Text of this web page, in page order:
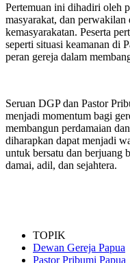
Pertemuan ini dihadiri oleh
masyarakat, dan perwakilan
kemasyarakatan. Peserta
seperti situasi keamanan di
peran gereja dalam
Seruan DGP dan Pastor
menjadi momentum bagi
membangun perdamaian
diharapkan dapat menjadi
untuk bersatu dan berjuang
damai, adil, dan sejahtera.
TOPIK
Dewan Gereja Papua
Pastor Pribumi Papua